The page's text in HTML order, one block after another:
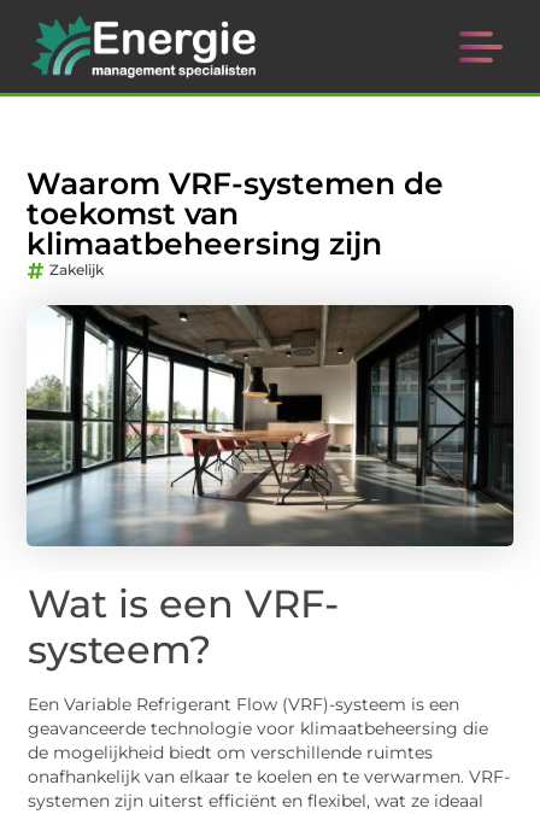
Waarom VRF-systemen de
toekomst van
klimaatbeheersing zijn
Zakelijk
Wat is een VRF-
systeem?
Een Variable Refrigerant Flow (VRF)-systeem is een
geavanceerde technologie voor klimaatbeheersing die
de mogelijkheid biedt om verschillende ruimtes
onafhankelijk van elkaar te koelen en te verwarmen. VRF-
systemen zijn uiterst efficiënt en flexibel, wat ze ideaal